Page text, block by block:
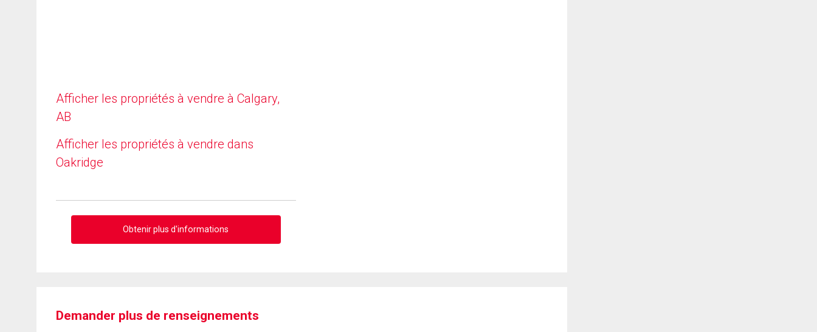
Afficher les propriétés à vendre à Calgary,
AB
Afficher les propriétés à vendre dans
Oakridge
Obtenir plus d'informations
Demander plus de renseignements